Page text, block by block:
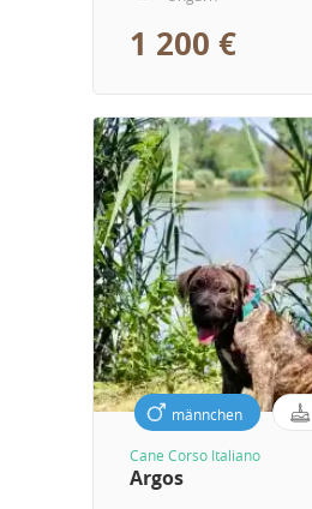
1 200 €
männchen
Cane Corso Italiano
Argos